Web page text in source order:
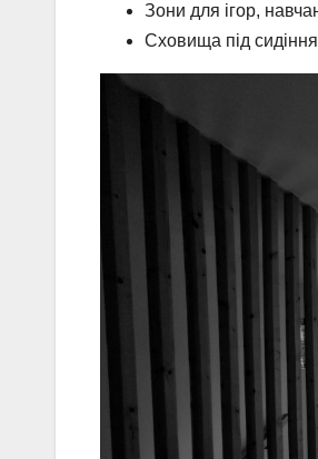
Зони для ігор,
Сховища під